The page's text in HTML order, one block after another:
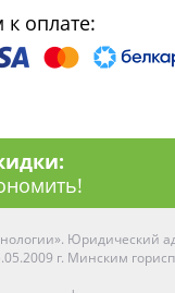
оплате:
Юридический
г. Минским